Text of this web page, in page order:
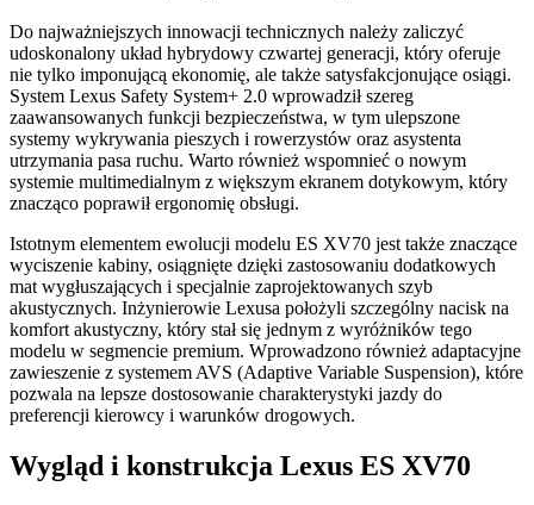
Do najważniejszych innowacji technicznych należy zaliczyć
udoskonalony układ hybrydowy czwartej generacji, który oferuje
nie tylko imponującą ekonomię, ale także satysfakcjonujące osiągi.
System Lexus Safety System+ 2.0 wprowadził szereg
zaawansowanych funkcji bezpieczeństwa, w tym ulepszone
systemy wykrywania pieszych i rowerzystów oraz asystenta
utrzymania pasa ruchu. Warto również wspomnieć o nowym
systemie multimedialnym z większym ekranem dotykowym, który
znacząco poprawił ergonomię obsługi.
Istotnym elementem ewolucji modelu ES XV70 jest także znaczące
wyciszenie kabiny, osiągnięte dzięki zastosowaniu dodatkowych
mat wygłuszających i specjalnie zaprojektowanych szyb
akustycznych. Inżynierowie Lexusa położyli szczególny nacisk na
komfort akustyczny, który stał się jednym z wyróżników tego
modelu w segmencie premium. Wprowadzono również adaptacyjne
zawieszenie z systemem AVS (Adaptive Variable Suspension), które
pozwala na lepsze dostosowanie charakterystyki jazdy do
preferencji kierowcy i warunków drogowych.
Wygląd i konstrukcja Lexus ES XV70